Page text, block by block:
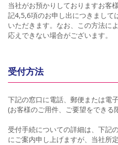
当社がお預かりしておりますお客
記4,5,6項のお申し出につきまして
いただきます。なお、この方法に
応えできない場合がございます。
受付方法
下記の窓口に電話、郵便または電
(お客様のご用件、ご要望をできる
受付手続についての詳細は、下記
にご案内申し上げますが、当社所